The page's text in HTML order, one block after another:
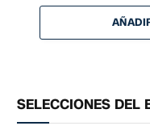
SELECCIONES DEL